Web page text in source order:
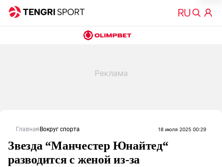
Главная Вокруг спорта 18 июля 2025 00:29
Звезда “Манчестер Юнайтед“
разводится с женой из-за